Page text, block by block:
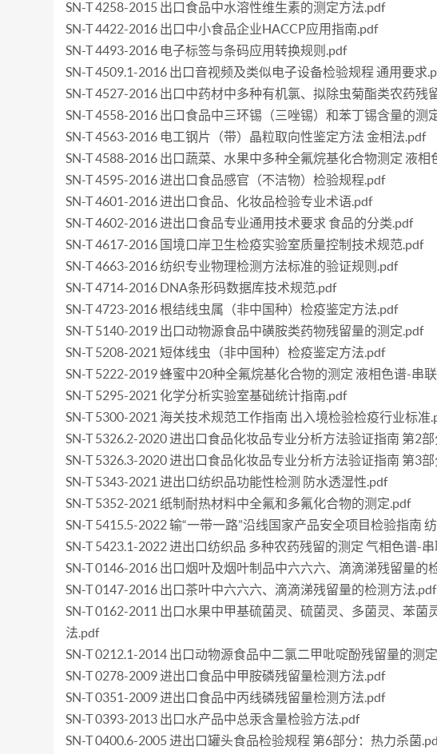
SN-T 4258-2015 出口食品中水溶性维生素的测定方法.pdf
SN-T 4422-2016 出口中小食品企业HACCP应用指南.pdf
SN-T 4493-2016 电子标签与条码应用转换规则.pdf
SN-T 4509.1-2016 出口音视频及类似电子设备检验规程 通用要求
SN-T 4527-2016 出口中药材中多种有机氯、拟除虫菊酯类农药残
SN-T 4558-2016 出口食品中三环锡（三唑锡）和苯丁锡含量的测
SN-T 4563-2016 电工钢片（带）晶粒取向性鉴定方法 金相法.pdf
SN-T 4588-2016 出口蔬菜、水果中多种全氟烷基化合物测定 液相
SN-T 4595-2016 进出口食品感官（不洁物）检验规程.pdf
SN-T 4601-2016 进出口食品、化妆品检验专业术语.pdf
SN-T 4602-2016 进出口食品专业通用技术要求 食品的分类.pdf
SN-T 4617-2016 国境口岸卫生检疫实验室质量控制技术规范.pdf
SN-T 4663-2016 纺织专业物理检测方法标准的验证规则.pdf
SN-T 4714-2016 DNA条形码数据库技术规范.pdf
SN-T 4723-2016 根结线虫属（非中国种）检疫鉴定方法.pdf
SN-T 5140-2019 出口动物源食品中磺胺类药物残留量的测定.pdf
SN-T 5208-2021 短体线虫（非中国种）检疫鉴定方法.pdf
SN-T 5222-2019 蜂蜜中20种全氟烷基化合物的测定 液相色谱-串
SN-T 5295-2021 化学分析实验室基础统计指南.pdf
SN-T 5300-2021 海关技术规范工作指南 出入境检验检疫行业标准
SN-T 5326.2-2020 进出口食品化妆品专业分析方法验证指南 第2
SN-T 5326.3-2020 进出口食品化妆品专业分析方法验证指南 第3
SN-T 5343-2021 进出口纺织品功能性检测 防水透湿性.pdf
SN-T 5352-2021 纸制耐热材料中全氟和多氟化合物的测定.pdf
SN-T 5415.5-2022 输“一带一路”沿线国家产品安全项目检验指南
SN-T 5423.1-2022 进出口纺织品 多种农药残留的测定 气相色谱-
SN-T 0146-2016 出口烟叶及烟叶制品中六六六、滴滴涕残留量的
SN-T 0147-2016 出口茶叶中六六六、滴滴涕残留量的检测方法.pdf
SN-T 0162-2011 出口水果中甲基硫菌灵、硫菌灵、多菌灵、苯
法.pdf
SN-T 0212.1-2014 出口动物源食品中二氯二甲吡啶酚残留量的测
SN-T 0278-2009 进出口食品中甲胺磷残留量检测方法.pdf
SN-T 0351-2009 进出口食品中丙线磷残留量检测方法.pdf
SN-T 0393-2013 出口水产品中总汞含量检验方法.pdf
SN-T 0400.6-2005 进出口罐头食品检验规程 第6部分：热力杀菌